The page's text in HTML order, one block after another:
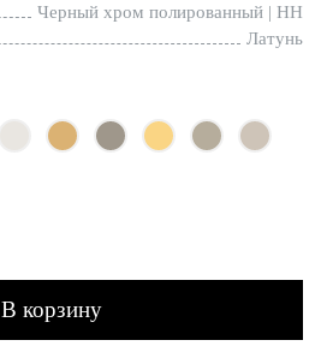
Черный хром полированный | HH
Латунь
В корзину